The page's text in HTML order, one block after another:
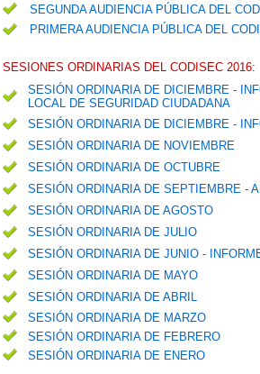
SEGUNDA AUDIENCIA PÚBLICA DEL
PRIMERA AUDIENCIA PÚBLICA DEL
SESIONES ORDINARIAS DEL CODISEC 2016:
SESIÓN ORDINARIA DE DICIEMBRE -
LOCAL DE SEGURIDAD CIUDADANA
SESIÓN ORDINARIA DE DICIEMBRE -
SESIÓN ORDINARIA DE NOVIEMBRE
SESIÓN ORDINARIA DE OCTUBRE
SESIÓN ORDINARIA DE SEPTIEMBRE -
SESIÓN ORDINARIA DE AGOSTO
SESIÓN ORDINARIA DE JULIO
SESIÓN ORDINARIA DE JUNIO -
SESIÓN ORDINARIA DE MAYO
SESIÓN ORDINARIA DE ABRIL
SESIÓN ORDINARIA DE MARZO
SESIÓN ORDINARIA DE FEBRERO
SESIÓN ORDINARIA DE ENERO